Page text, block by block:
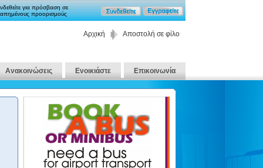
για πρόσβαση σε
προορισμούς
Αρχική Αποστολή σε φίλο
Ανακοινώσεις Ενοικιάστε Επικοινωνία